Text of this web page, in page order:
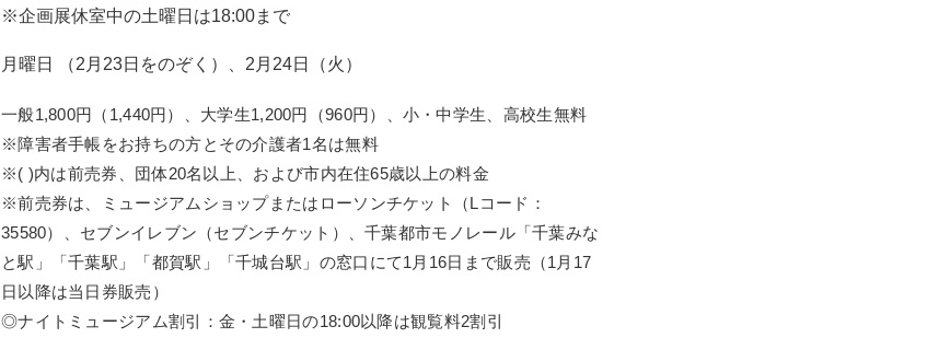
※企画展休室中の土曜日は18:00まで
月曜日 （2月23日をのぞく）、2月24日（火）
一般1,800円（1,440円）、大学生1,200円（960円）、小・中学生、高校生無料
※障害者手帳をお持ちの方とその介護者1名は無料
※( )内は前売券、団体20名以上、および市内在住65歳以上の料金
※前売券は、ミュージアムショップまたはローソンチケット（Lコード：
35580）、セブンイレブン（セブンチケット）、千葉都市モノレール「千葉みな
と駅」「千葉駅」「都賀駅」「千城台駅」の窓口にて1月16日まで販売（1月17
日以降は当日券販売）
◎ナイトミュージアム割引：金・土曜日の18:00以降は観覧料2割引